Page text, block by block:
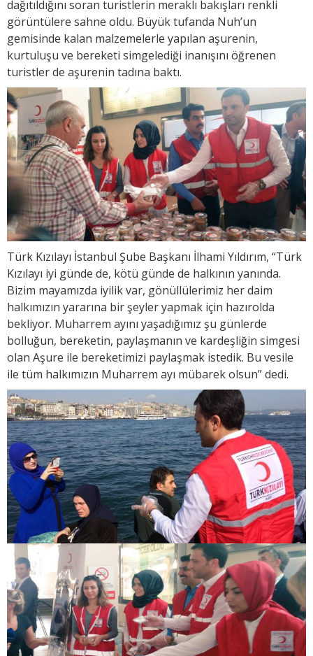
dağıtıldığını soran turistlerin meraklı bakışları renkli
görüntülere sahne oldu. Büyük tufanda Nuh’un
gemisinde kalan malzemelerle yapılan aşurenin,
kurtuluşu ve bereketi simgelediği inanışını öğrenen
turistler de aşurenin tadına baktı.
Türk Kızılayı İstanbul Şube Başkanı İlhami Yıldırım, “Türk
Kızılayı iyi günde de, kötü günde de halkının yanında.
Bizim mayamızda iyilik var, gönüllülerimiz her daim
halkımızın yararına bir şeyler yapmak için hazırolda
bekliyor. Muharrem ayını yaşadığımız şu günlerde
bolluğun, bereketin, paylaşmanın ve kardeşliğin simgesi
olan Aşure ile bereketimizi paylaşmak istedik. Bu vesile
ile tüm halkımızın Muharrem ayı mübarek olsun” dedi.